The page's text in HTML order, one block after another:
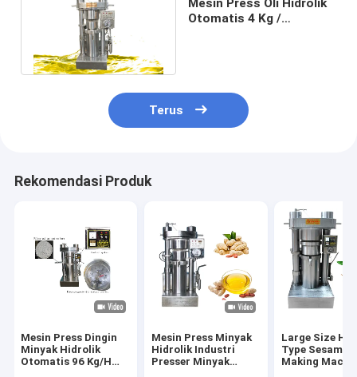
Otomatis 4 Kg /
Terus
Rekomendasi Produk
Mesin Press Dingin
Minyak Hidrolik
Otomatis 96 Kg/H
Mesin Press Minyak
Hidrolik Industri
Presser Minyak
Large Size
Type Sesame
Making